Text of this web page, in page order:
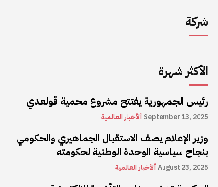
شركة
الأكثر شهرة
رئيس الجمهورية يفتتح مشروع محمية قولعدي
ألأخبار العالمية September 13, 2025
وزير الإعلام يصف الاستقبال الجماهيري والحكومي
بنجاح سياسية الوحدة الوطنية لحكومته
ألأخبار العالميةAugust 23, 2025